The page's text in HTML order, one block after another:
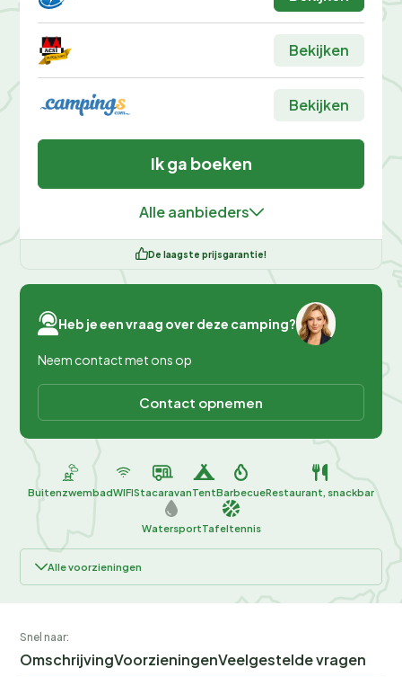
Bekijken
Bekijken
Ik ga boeken
Alle aanbieders
De laagste prijsgarantie!
Heb je een vraag over deze camping?
Neem contact met ons op
Contact opnemen
BuitenzwembadWIFIStacaravanTentBarbecueRestaurant, snackbar
WatersportTafeltennis
Alle voorzieningen
Snel naar:
OmschrijvingVoorzieningenVeelgestelde vragen